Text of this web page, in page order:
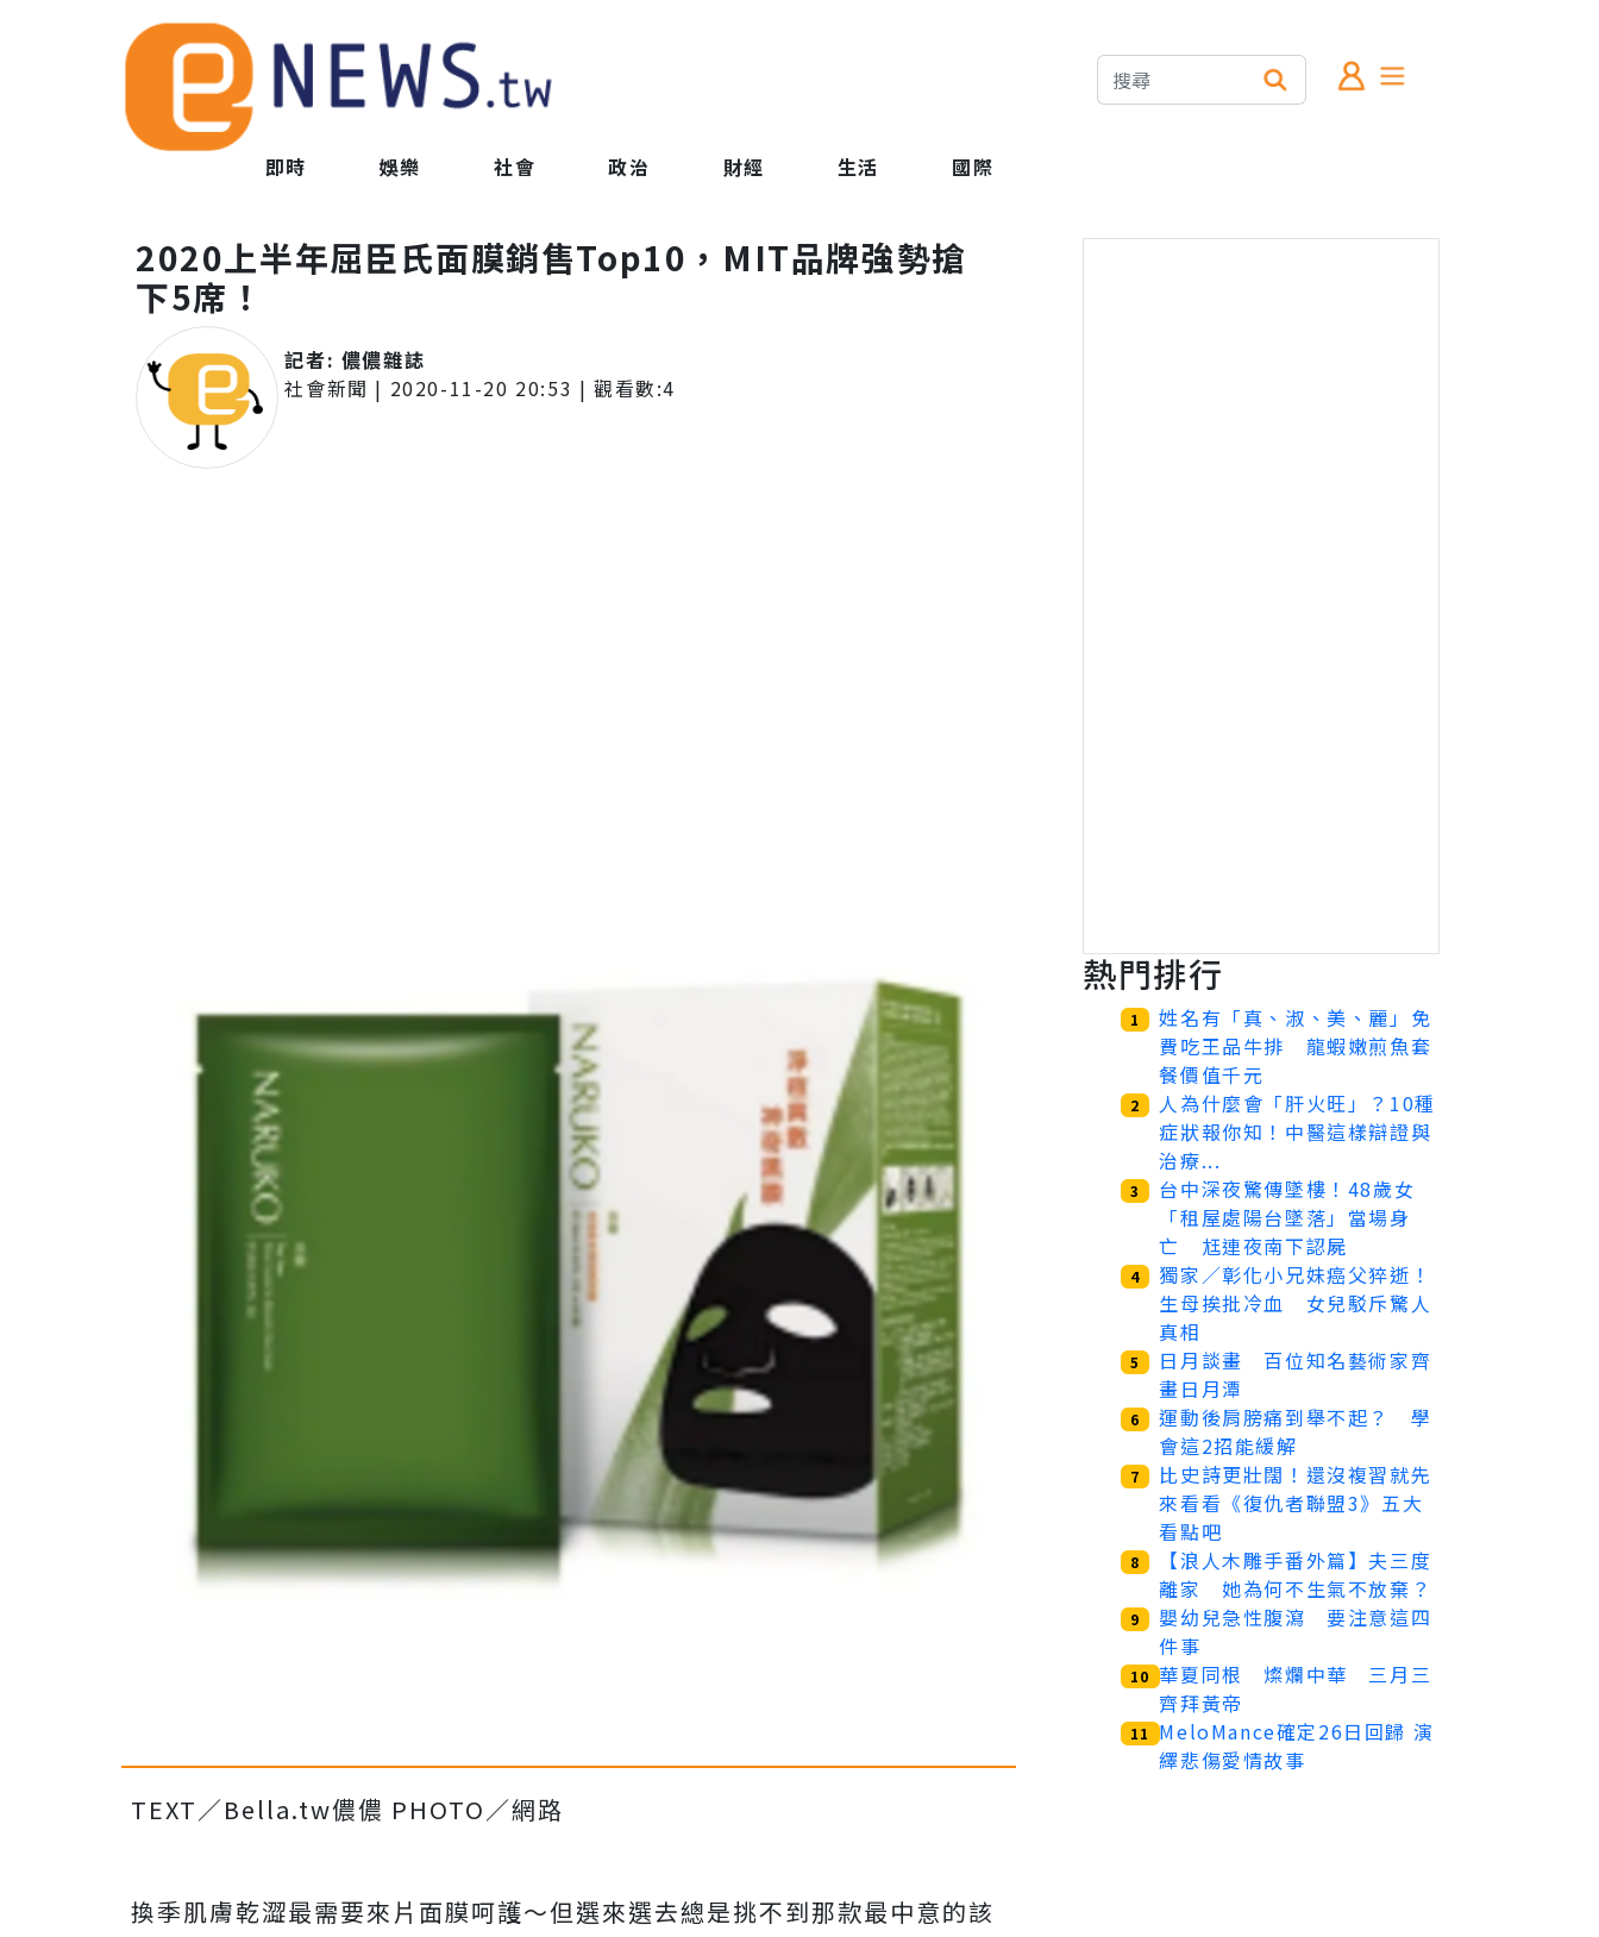
即時 娛樂 社會 政治 財經 生活 國際
2020上半年屈臣氏面膜銷售Top10，MIT品牌強勢搶
下5席！
記者: 儂儂雜誌
社會新聞 | 2020-11-20 20:53 | 觀看數:4
TEXT／Bella.tw儂儂 PHOTO／網路
換季肌膚乾澀最需要來片面膜呵護～但選來選去總是挑不到那款最中意的該
熱門排行
1
姓名有「真、淑、美、麗」免
費吃王品牛排 龍蝦嫩煎魚套
餐價值千元
2
人為什麼會「肝火旺」？10種
症狀報你知！中醫這樣辯證與
治療...
3
台中深夜驚傳墜樓！48歲女
「租屋處陽台墜落」當場身
亡 尪連夜南下認屍
4
獨家／彰化小兄妹癌父猝逝！
生母挨批冷血 女兒駁斥驚人
真相
5
日月談畫 百位知名藝術家齊
畫日月潭
6
運動後肩膀痛到舉不起？ 學
會這2招能緩解
7
比史詩更壯闊！還沒複習就先
來看看《復仇者聯盟3》五大
看點吧
8
【浪人木雕手番外篇】夫三度
離家 她為何不生氣不放棄？
9
嬰幼兒急性腹瀉 要注意這四
件事
10 華夏同根 燦爛中華 三月三
齊拜黃帝
11
MeloMance確定26日回歸 演
繹悲傷愛情故事